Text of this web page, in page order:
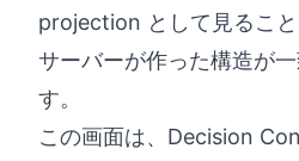
projection として見るこ
サーバーが作った構造が
す。
この画面は、Decision